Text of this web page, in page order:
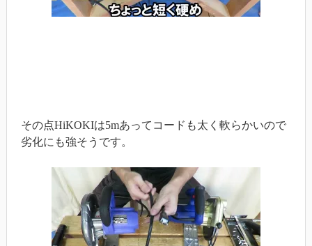
その点HiKOKIは5mあってコードも太く軟らかいので
劣化にも強そうです。